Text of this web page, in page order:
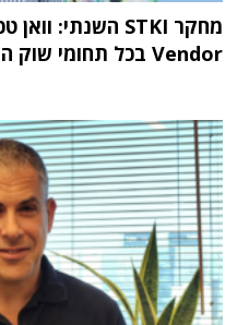
Vendor בכל תחומי שוק ה-IT